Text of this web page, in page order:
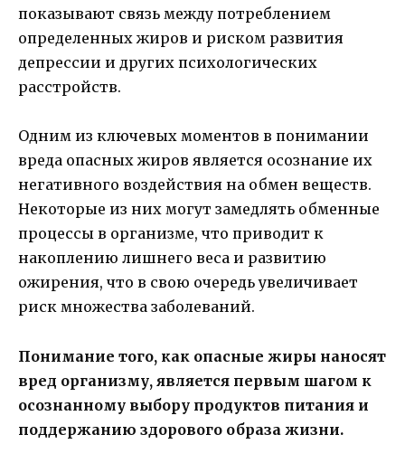
показывают связь между потреблением
определенных жиров и риском развития
депрессии и других психологических
расстройств.
Одним из ключевых моментов в понимании
вреда опасных жиров является осознание их
негативного воздействия на обмен веществ.
Некоторые из них могут замедлять обменные
процессы в организме, что приводит к
накоплению лишнего веса и развитию
ожирения, что в свою очередь увеличивает
риск множества заболеваний.
Понимание того, как опасные жиры наносят
вред организму, является первым шагом к
осознанному выбору продуктов питания и
поддержанию здорового образа жизни.